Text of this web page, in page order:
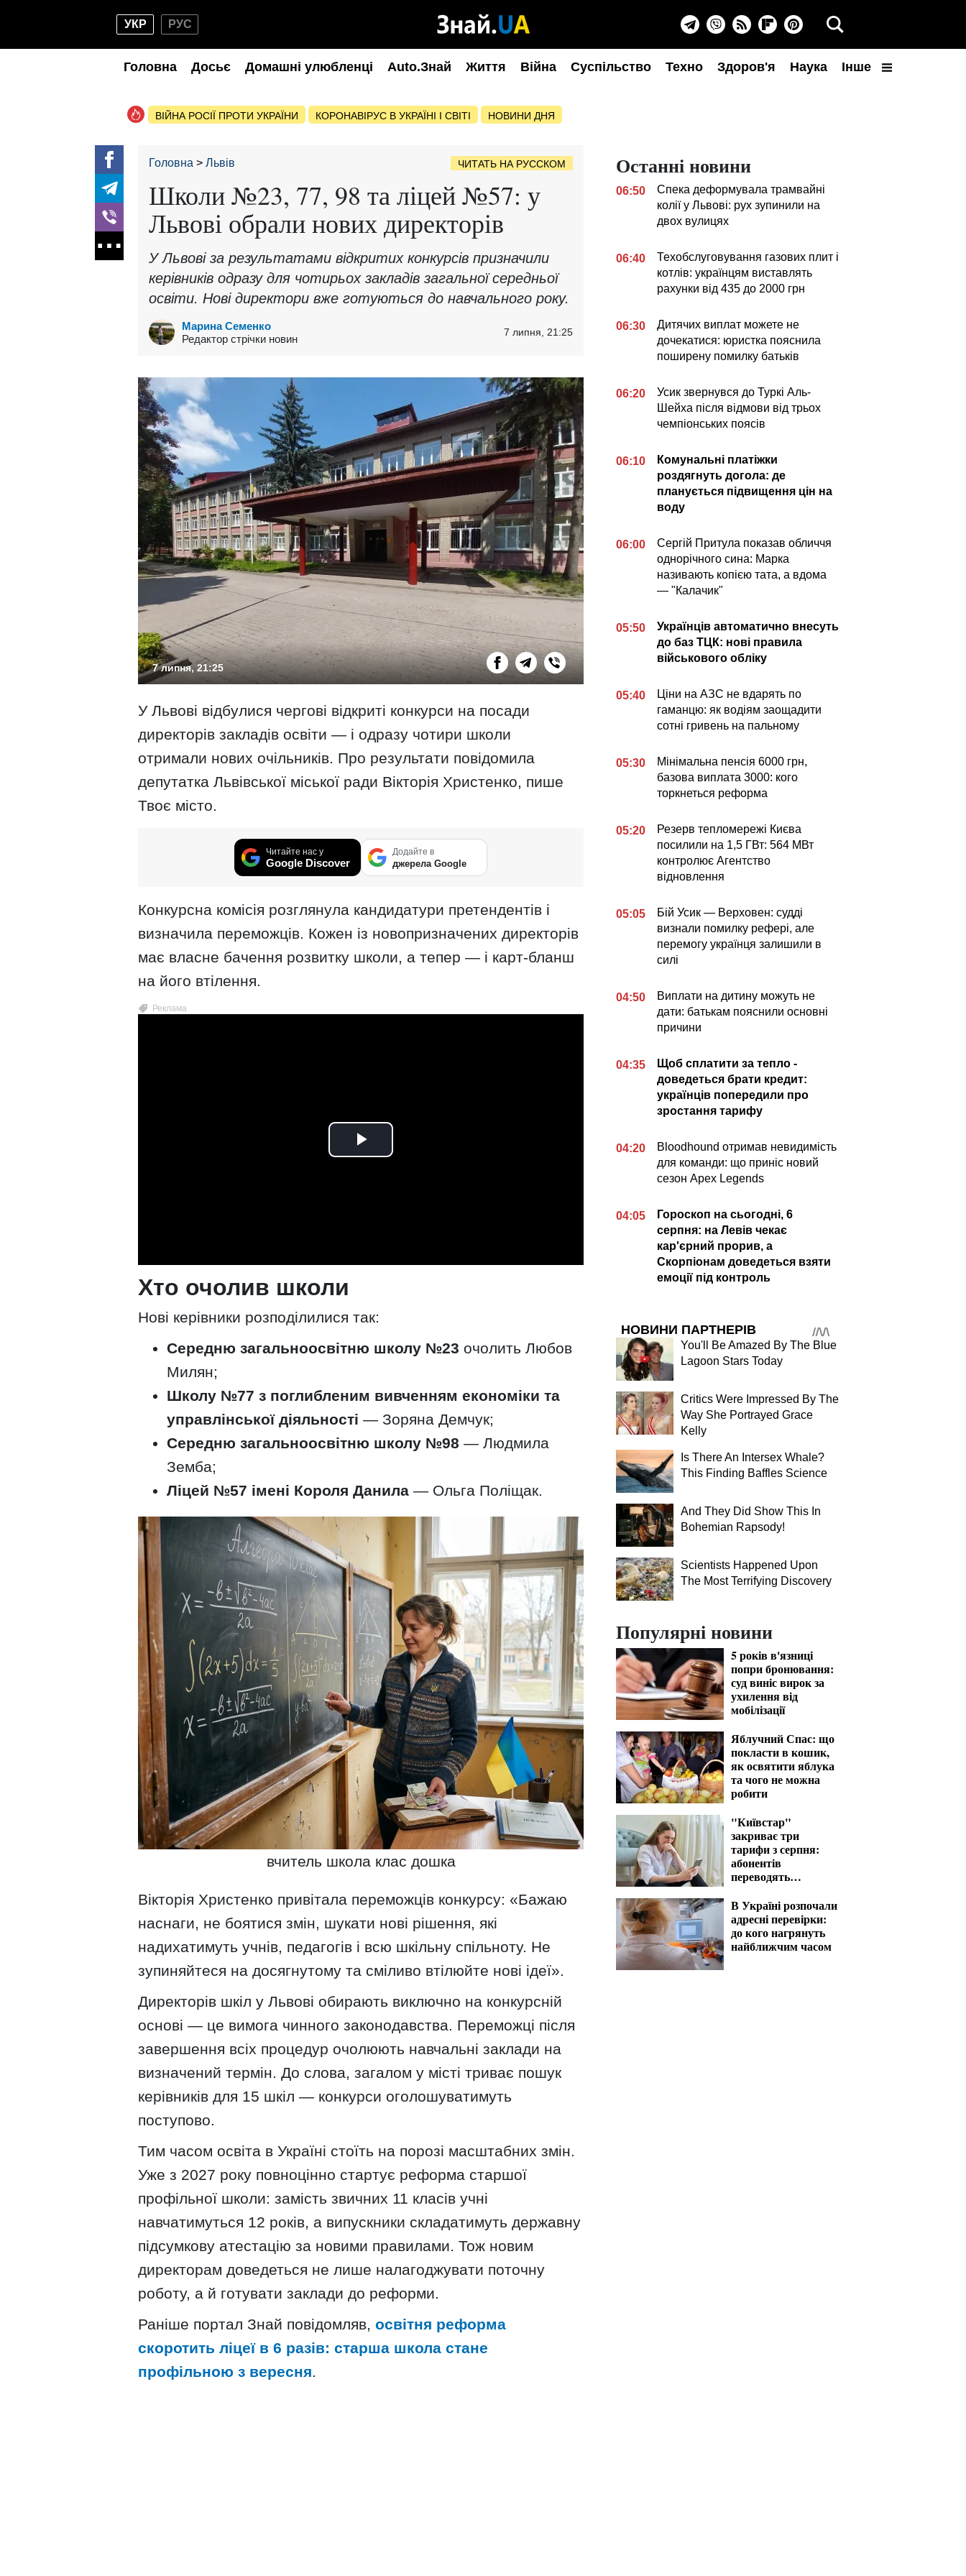
УКР РУС
Головна Досьє Домашні улюбленці Auto.Знай Життя Війна Суспільство Техно Здоров'я Наука Інше
ВІЙНА РОСІЇ ПРОТИ УКРАЇНИ КОРОНАВІРУС В УКРАЇНІ І СВІТІ НОВИНИ ДНЯ
Головна Львів ЧИТАТЬ НА РУССКОМ
Школи №23, 77, 98 та ліцей №57: у
Львові обрали нових директорів
У Львові за результатами відкритих конкурсів призначили
керівників одразу для чотирьох закладів загальної середньої
освіти. Нові директори вже готуються до навчального року.
Марина Семенко
Редактор стрічки новин
7 липня, 21:25
7 липня, 21:25
У Львові відбулися чергові відкриті конкурси на посади
директорів закладів освіти — і одразу чотири школи
отримали нових очільників. Про результати повідомила
депутатка Львівської міської ради Вікторія Христенко, пише
Твоє місто.
Читайте нас у
Google Discover
Додайте в
джерела Google
Конкурсна комісія розглянула кандидатури претендентів і
визначила переможців. Кожен із новопризначених директорів
має власне бачення розвитку школи, а тепер — і карт-бланш
на його втілення.
Хто очолив школи
Нові керівники розподілилися так:
Середню загальноосвітню школу №23 очолить Любов
Милян;
Школу №77 з поглибленим вивченням економіки та
управлінської діяльності — Зоряна Демчук;
Середню загальноосвітню школу №98 — Людмила
Земба;
Ліцей №57 імені Короля Данила — Ольга Поліщак.
вчитель школа клас дошка
Вікторія Христенко привітала переможців конкурсу: «Бажаю
наснаги, не боятися змін, шукати нові рішення, які
надихатимуть учнів, педагогів і всю шкільну спільноту. Не
зупиняйтеся на досягнутому та сміливо втілюйте нові ідеї».
Директорів шкіл у Львові обирають виключно на конкурсній
основі — це вимога чинного законодавства. Переможці після
завершення всіх процедур очолюють навчальні заклади на
визначений термін. До слова, загалом у місті триває пошук
керівників для 15 шкіл — конкурси оголошуватимуть
поступово.
Тим часом освіта в Україні стоїть на порозі масштабних змін.
Уже з 2027 року повноцінно стартує реформа старшої
профільної школи: замість звичних 11 класів учні
навчатимуться 12 років, а випускники складатимуть державну
підсумкову атестацію за новими правилами. Тож новим
директорам доведеться не лише налагоджувати поточну
роботу, а й готувати заклади до реформи.
Раніше портал Знай повідомляв, освітня реформа
скоротить ліцеї в 6 разів: старша школа стане
профільною з вересня.
Останні новини
06:50
Спека деформувала трамвайні
колії у Львові: рух зупинили на
двох вулицях
06:40
Техобслуговування газових плит і
котлів: українцям виставлять
рахунки від 435 до 2000 грн
06:30
Дитячих виплат можете не
дочекатися: юристка пояснила
поширену помилку батьків
06:20
Усик звернувся до Туркі Аль-
Шейха після відмови від трьох
чемпіонських поясів
06:10
Комунальні платіжки
роздягнуть догола: де
планується підвищення цін на
воду
06:00
Сергій Притула показав обличчя
однорічного сина: Марка
називають копією тата, а вдома
— "Калачик"
05:50
Українців автоматично внесуть
до баз ТЦК: нові правила
військового обліку
05:40
Ціни на АЗС не вдарять по
гаманцю: як водіям заощадити
сотні гривень на пальному
05:30
Мінімальна пенсія 6000 грн,
базова виплата 3000: кого
торкнеться реформа
05:20
Резерв тепломережі Києва
посилили на 1,5 ГВт: 564 МВт
контролює Агентство
відновлення
05:05
Бій Усик — Верховен: судді
визнали помилку рефері, але
перемогу українця залишили в
силі
04:50
Виплати на дитину можуть не
дати: батькам пояснили основні
причини
04:35
Щоб сплатити за тепло -
доведеться брати кредит:
українців попередили про
зростання тарифу
04:20
Bloodhound отримав невидимість
для команди: що приніс новий
сезон Apex Legends
04:05
Гороскоп на сьогодні, 6
серпня: на Левів чекає
кар'єрний прорив, а
Скорпіонам доведеться взяти
емоції під контроль
НОВИНИ ПАРТНЕРІВ
You'll Be Amazed By The Blue
Lagoon Stars Today
Critics Were Impressed By The
Way She Portrayed Grace
Kelly
Is There An Intersex Whale?
This Finding Baffles Science
And They Did Show This In
Bohemian Rapsody!
Scientists Happened Upon
The Most Terrifying Discovery
Популярні новини
5 років в'язниці
попри бронювання:
суд виніс вирок за
ухилення від
мобілізації
Яблучний Спас: що
покласти в кошик,
як освятити яблука
та чого не можна
робити
"Київстар"
закриває три
тарифи з серпня:
абонентів
переводять
В Україні розпочали
адресні перевірки:
до кого нагрянуть
найближчим часом